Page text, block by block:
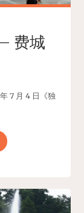
费城
7 月 4 日《独